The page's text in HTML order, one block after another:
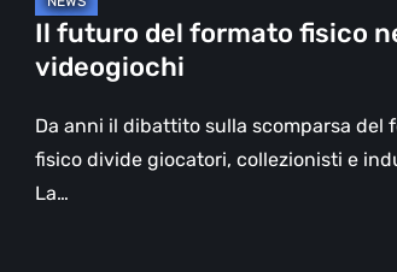
Il futuro del formato fisico
videogiochi
Da anni il dibattito sulla scomparsa del
fisico divide giocatori, collezionisti e
La…